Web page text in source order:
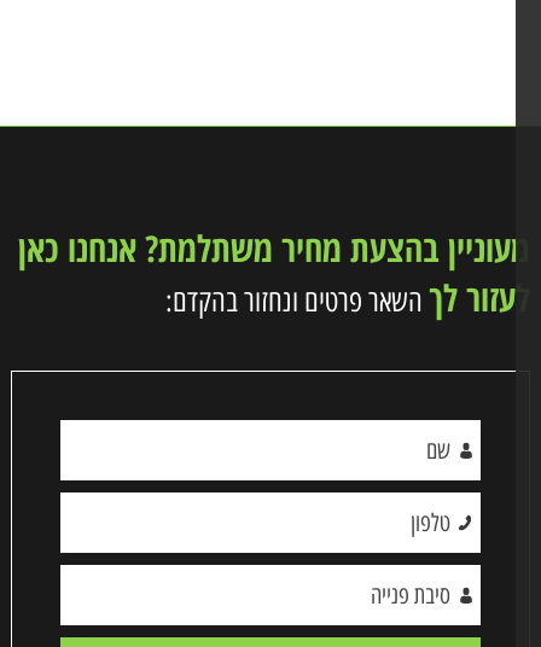
בהצעת מחיר משתלמת? אנחנו כאן
לךהשאר פרטים ונחזור בהקדם: